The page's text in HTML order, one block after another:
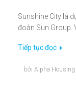
Sunshine City là
đoàn Sun Group.
Tiếp tục đọc
bởi Alpha Housing